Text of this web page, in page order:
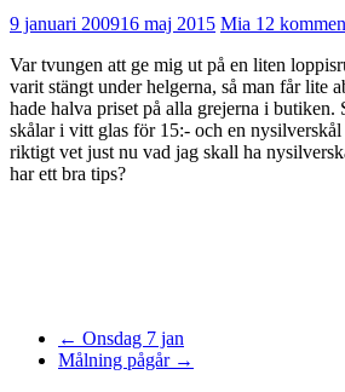
9 januari 200916 maj 2015 Mia 12
Var tvungen att ge mig ut på en liten
varit stängt under helgerna, så man får lite
hade halva priset på alla grejerna i butiken.
skålar i vitt glas för 15:- och en
riktigt vet just nu vad jag skall ha
har ett bra tips?
← Onsdag 7 jan
Målning pågår →